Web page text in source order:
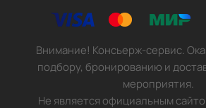
Внимание! Консьерж-сервис.
подбору, бронированию и
мероприятия.
Не является официальным